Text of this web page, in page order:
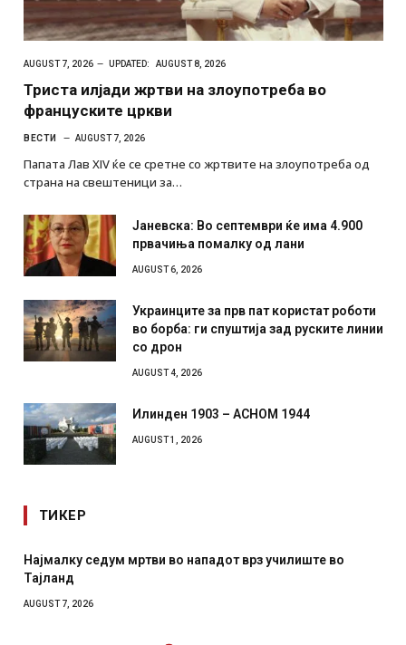
AUGUST 7, 2026 UPDATED: AUGUST 8, 2026
Триста илјади жртви на злоупотреба во
француските цркви
ВЕСТИ AUGUST 7, 2026
Папата Лав XIV ќе се сретне со жртвите на злоупотреба од
страна на свештеници за…
Јаневска: Во септември ќе има 4.900
првачиња помалку од лани
AUGUST 6, 2026
Украинците за прв пат користат роботи
во борба: ги спуштија зад руските линии
со дрон
AUGUST 4, 2026
Илинден 1903 – АСНОМ 1944
AUGUST 1, 2026
ТИКЕР
Најмалку седум мртви во нападот врз училиште во
Тајланд
AUGUST 7, 2026